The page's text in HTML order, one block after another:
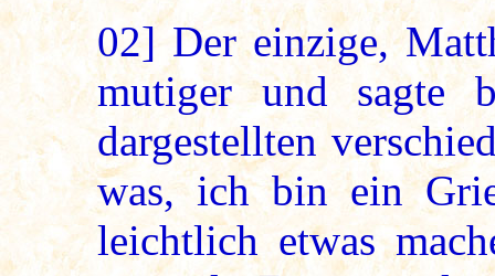
02]Der einzige,
mutiger und sagte
dargestellten
was, ich bin ein
leichtlich etwas